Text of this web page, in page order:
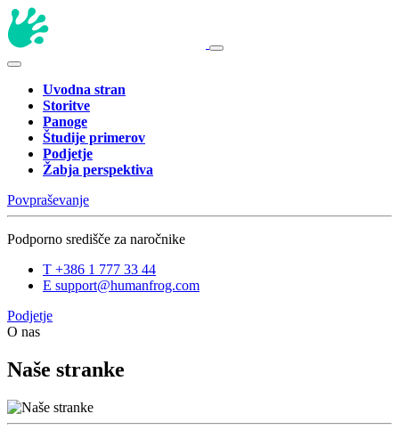
Uvodna stran
Storitve
Panoge
Študije primerov
Podjetje
Žabja perspektiva
Povpraševanje
Podporno središče za naročnike
T +386 1 777 33 44
E support@humanfrog.com
Podjetje
O nas
Naše stranke